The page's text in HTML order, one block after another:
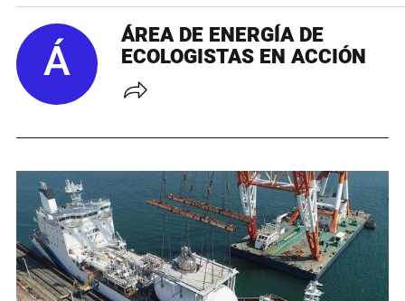
Á ÁREA DE ENERGÍA DE
ECOLOGISTAS EN ACCIÓN